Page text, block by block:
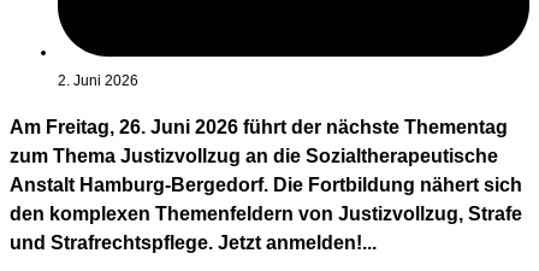
2. Juni 2026
Am Freitag, 26. Juni 2026 führt der nächste Thementag
zum Thema Justizvollzug an die Sozialtherapeutische
Anstalt Hamburg-Bergedorf. Die Fortbildung nähert sich
den komplexen Themenfeldern von Justizvollzug, Strafe
und Strafrechtspflege. Jetzt anmelden!...